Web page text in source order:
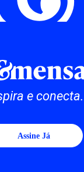
e conecta.
Assine Já